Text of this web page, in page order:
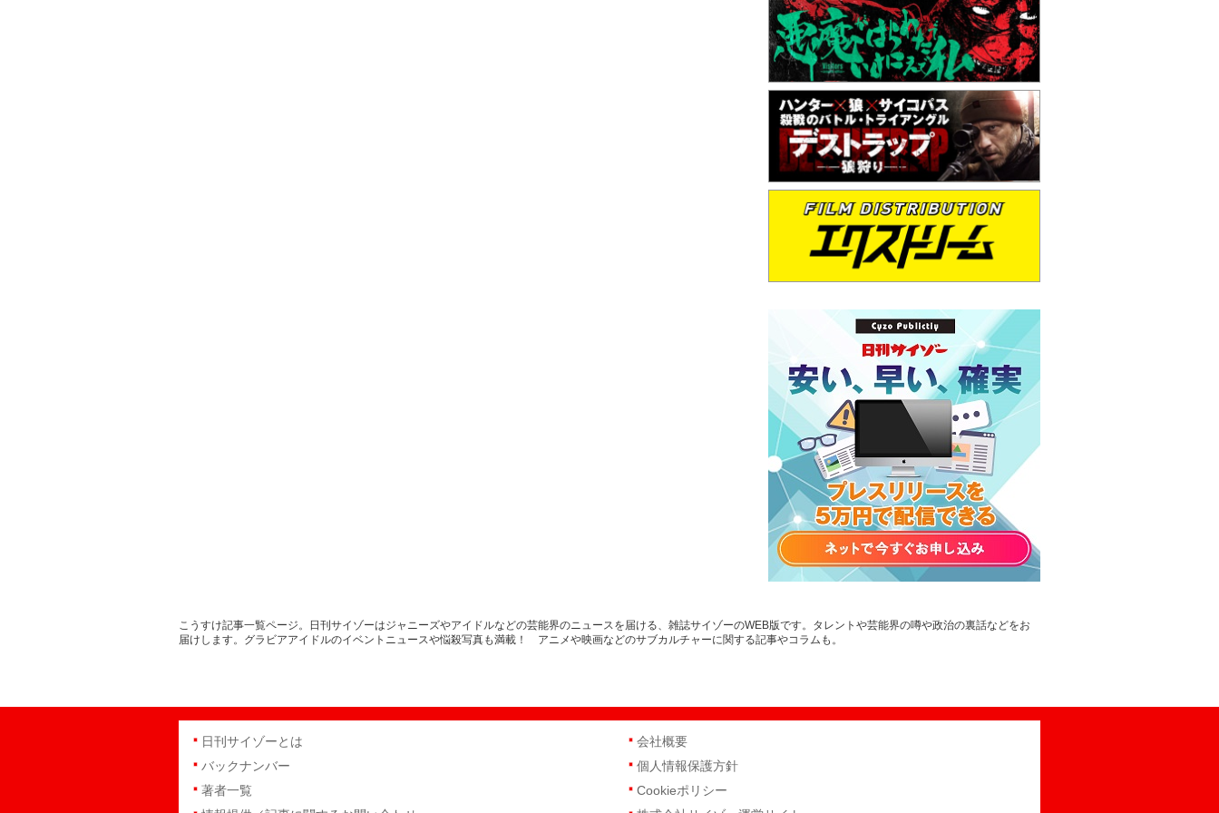
こうすけ記事一覧ページ。日刊サイゾーはジャニーズやアイドルなどの芸能界のニュースを届ける、雑誌サイゾーのWEB版です。タレントや芸能界の噂や政治の裏話などをお
届けします。グラビアアイドルのイベントニュースや悩殺写真も満載！ アニメや映画などのサブカルチャーに関する記事やコラムも。
日刊サイゾーとは
バックナンバー
著者一覧
会社概要
個人情報保護方針
Cookieポリシー